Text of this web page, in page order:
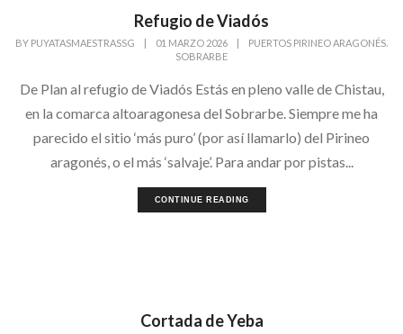
Refugio de Viadós
BY PUYATASMAESTRASSG 01 MARZO 2026 PUERTOS PIRINEO ARAGONÉS
SOBRARBE
De Plan al refugio de Viadós Estás en pleno valle de Chistau,
en la comarca altoaragonesa del Sobrarbe. Siempre me ha
parecido el sitio ‘más puro’ (por así llamarlo) del Pirineo
aragonés, o el más ‘salvaje’. Para andar por pistas...
CONTINUE READING
Cortada de Yeba